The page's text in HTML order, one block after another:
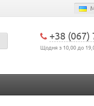
+38 (067)
Щодня з 10,00 до